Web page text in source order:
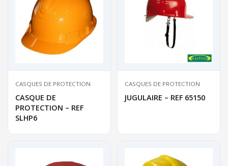
CASQUES DE PROTECTION
CASQUE DE
PROTECTION – REF
SLHP6
CASQUES DE PROTECTION
JUGULAIRE – REF 65150